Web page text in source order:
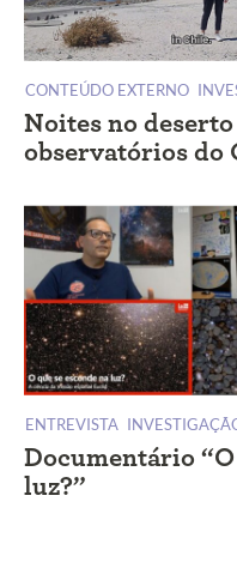
CONTEÚDO EXTERNO
Noites no
observatórios do
ENTREVISTA
Documentário “O
luz?”